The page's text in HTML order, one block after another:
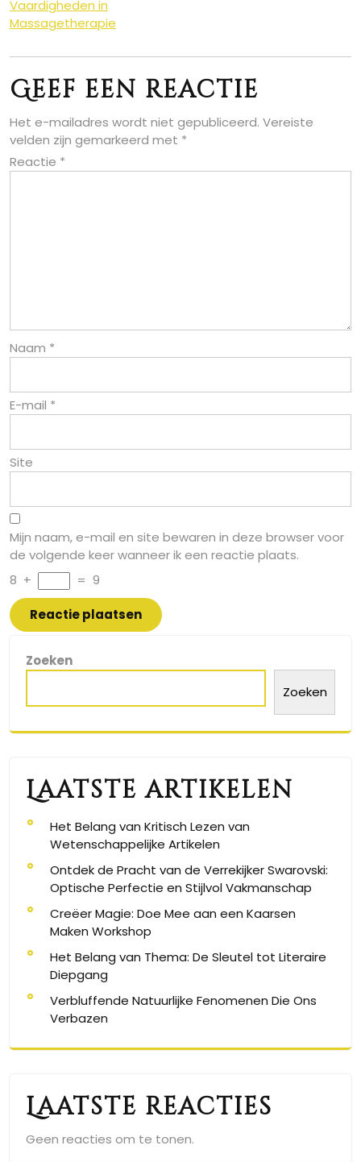
Vaardigheden in
Massagetherapie
Geef een reactie
Het e-mailadres wordt niet gepubliceerd. Vereiste
velden zijn gemarkeerd met *
Reactie *
Naam *
E-mail *
Site
Mijn naam, e-mail en site bewaren in deze browser voor
de volgende keer wanneer ik een reactie plaats.
8 + = 9
Zoeken
Zoeken
Laatste artikelen
Het Belang van Kritisch Lezen van
Wetenschappelijke Artikelen
Ontdek de Pracht van de Verrekijker Swarovski:
Optische Perfectie en Stijlvol Vakmanschap
Creëer Magie: Doe Mee aan een Kaarsen
Maken Workshop
Het Belang van Thema: De Sleutel tot Literaire
Diepgang
Verbluffende Natuurlijke Fenomenen Die Ons
Verbazen
Laatste reacties
Geen reacties om te tonen.